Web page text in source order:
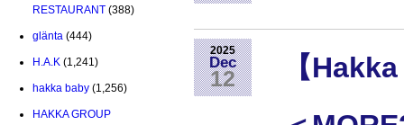
RESTAURANT (388)
glänta (444)
H.A.K (1,241)
hakka baby (1,256)
HAKKA GROUP
2025
Dec
12
【